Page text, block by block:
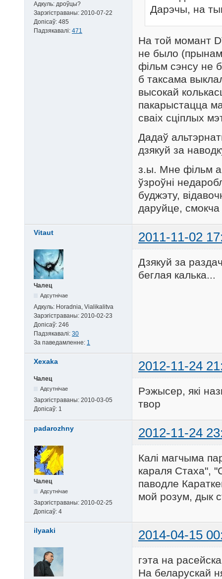
Адкуль: дроўцы?
Зарэгістраваны: 2010-07-22
Допісаў: 485
Падзякавалі: 471
Дарэчы, на
На той момант
не было
фільм сэнсу не
б таксама
высокай
пакарыстацца
сваіх сціплых
Дадаў
дзякуй за
з.ы. Мне фільм
ўзроўні
буджэту,
даруйце,
Vitaut 2011-11-02
Чалец
Адсутнічае
Адкуль: Horadnia, Vialikalitva
Зарэгістраваны: 2010-02-23
Допісаў: 246
Падзякавалі: 30
За паведамленне: 1
Дзякуй за
беглая калька...
Xexaka 2012-11-24
Чалец
Адсутнічае
Зарэгістраваны: 2010-03-05
Допісаў: 1
Рэжысер, які
твор
padarozhny 2012-11-24
Чалец
Адсутнічае
Зарэгістраваны: 2010-02-25
Допісаў: 4
Калі магчыма
караля Стаха",
паводле
мой розум, дык
ilyaaki 2014-04-15
гэта на
На беларускай